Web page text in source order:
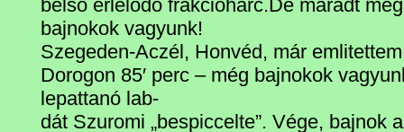
belső érlelődő frakcióharc.De maradt
bajnokok vagyunk!
Szegeden-Aczél, Honvéd, már
Dorogon 85′ perc – még bajnokok
lepattanó lab-
dát Szuromi „bespiccelte”. Vége, bajnok